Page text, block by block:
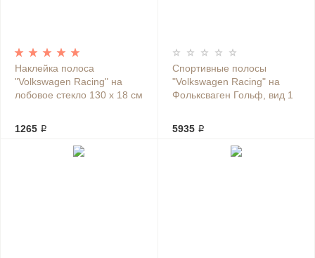
Наклейка полоса
"Volkswagen Racing" на
лобовое стекло 130 х 18 см
1265 ₽
Спортивные полосы
"Volkswagen Racing" на
Фольксваген Гольф, вид 1
5935 ₽